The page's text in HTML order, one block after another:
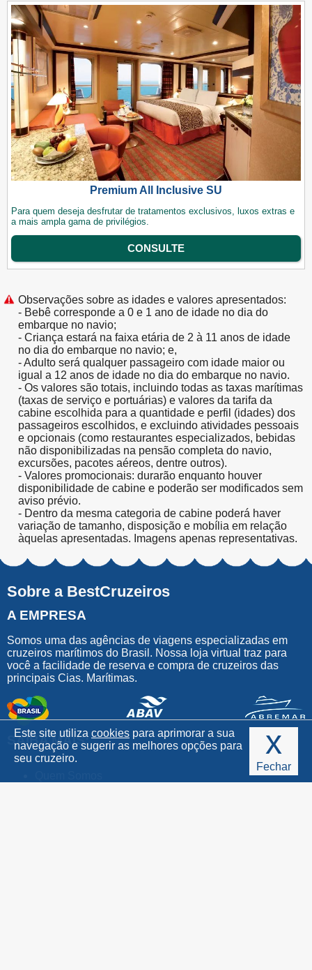
Premium All Inclusive SU
Para quem deseja desfrutar de tratamentos exclusivos, luxos extras e
a mais ampla gama de privilégios.
CONSULTE
Observações sobre as idades e valores apresentados:
- Bebê corresponde a 0 e 1 ano de idade no dia do
embarque no navio;
- Criança estará na faixa etária de 2 à 11 anos de idade
no dia do embarque no navio; e,
- Adulto será qualquer passageiro com idade maior ou
igual a 12 anos de idade no dia do embarque no navio.
- Os valores são totais, incluindo todas as taxas marítimas
(taxas de serviço e portuárias) e valores da tarifa da
cabine escolhida para a quantidade e perfil (idades) dos
passageiros escolhidos, e excluindo atividades pessoais
e opcionais (como restaurantes especializados, bebidas
não disponibilizadas na pensão completa do navio,
excursões, pacotes aéreos, dentre outros).
- Valores promocionais: durarão enquanto houver
disponibilidade de cabine e poderão ser modificados sem
aviso prévio.
- Dentro da mesma categoria de cabine poderá haver
variação de tamanho, disposição e mobília em relação
àquelas apresentadas. Imagens apenas representativas.
Sobre a BestCruzeiros
A EMPRESA
Somos uma das agências de viagens especializadas em
cruzeiros marítimos do Brasil. Nossa loja virtual traz para
você a facilidade de reserva e compra de cruzeiros das
principais Cias. Marítimas.
SAIBA MAIS: x
Fechar
Este site utiliza cookies para aprimorar a sua
navegação e sugerir as melhores opções para
seu cruzeiro.